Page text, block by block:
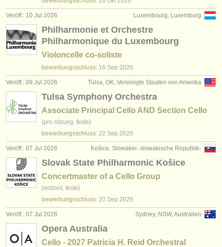
Luxembourg, Luxemburg
Veröff.: 10 Jul 2026
Philharmonie et Orchestre
Philharmonique du Luxembourg
Violoncelle co-soliste
bewerbungsschluss: 16 Sep 2026
Tulsa, OK, Vereinigte Staaten von Amerika
Veröff.: 09 Jul 2026
Tulsa Symphony Orchestra
Associate Principal Cello AND Section Cello
(pro sitzung, feste)
bewerbungsschluss: 22 Sep 2026
Košice, Slowakei -slowakische Republik-
Veröff.: 07 Jul 2026
Slovak State Philharmonic Košice
Concertmaster of a Cello Group
(vollzeit, feste)
bewerbungsschluss: 20 Sep 2026
Sydney, NSW, Australien
Veröff.: 07 Jul 2026
Opera Australia
Cello - 2027 Patricia H. Reid Orchestral